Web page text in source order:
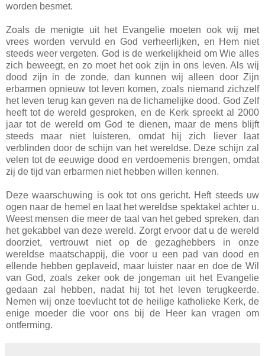
worden besmet.
Zoals de menigte uit het Evangelie moeten ook wij met
vrees worden vervuld en God verheerlijken, en Hem niet
steeds weer vergeten. God is de werkelijkheid om Wie alles
zich beweegt, en zo moet het ook zijn in ons leven. Als wij
dood zijn in de zonde, dan kunnen wij alleen door Zijn
erbarmen opnieuw tot leven komen, zoals niemand zichzelf
het leven terug kan geven na de lichamelijke dood. God Zelf
heeft tot de wereld gesproken, en de Kerk spreekt al 2000
jaar tot de wereld om God te dienen, maar de mens blijft
steeds maar niet luisteren, omdat hij zich liever laat
verblinden door de schijn van het wereldse. Deze schijn zal
velen tot de eeuwige dood en verdoemenis brengen, omdat
zij de tijd van erbarmen niet hebben willen kennen.
Deze waarschuwing is ook tot ons gericht. Heft steeds uw
ogen naar de hemel en laat het wereldse spektakel achter u.
Weest mensen die meer de taal van het gebed spreken, dan
het gekabbel van deze wereld. Zorgt ervoor dat u de wereld
doorziet, vertrouwt niet op de gezaghebbers in onze
wereldse maatschappij, die voor u een pad van dood en
ellende hebben geplaveid, maar luister naar en doe de Wil
van God, zoals zeker ook de jongeman uit het Evangelie
gedaan zal hebben, nadat hij tot het leven terugkeerde.
Nemen wij onze toevlucht tot de heilige katholieke Kerk, de
enige moeder die voor ons bij de Heer kan vragen om
ontferming.